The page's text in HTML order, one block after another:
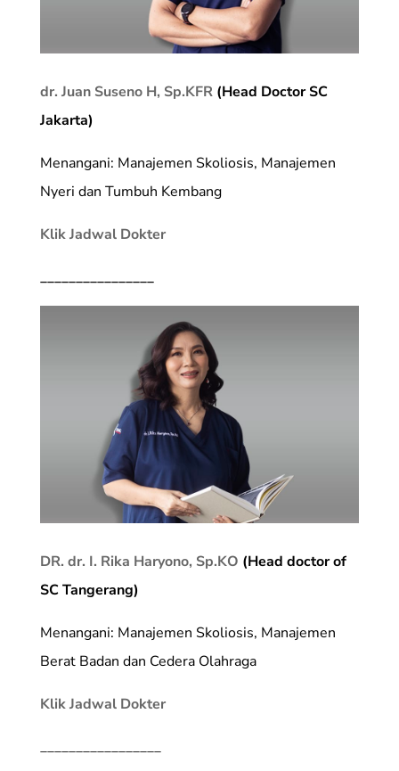
dr. Juan Suseno H, Sp.KFR(Head Doctor SC
Jakarta)
Menangani: Manajemen Skoliosis, Manajemen
Nyeri dan Tumbuh Kembang
Klik Jadwal Dokter
________________
DR. dr. I. Rika Haryono, Sp.KO (Head doctor of
SC Tangerang)
Menangani: Manajemen Skoliosis, Manajemen
Berat Badan dan Cedera Olahraga
Klik Jadwal Dokter
_________________